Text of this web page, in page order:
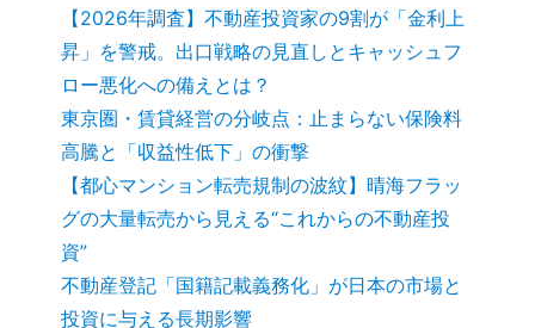
【2026年調査】不動産投資家の9割が「金利上
昇」を警戒。出口戦略の見直しとキャッシュフ
ロー悪化への備えとは？
東京圏・賃貸経営の分岐点：止まらない保険料
高騰と「収益性低下」の衝撃
【都心マンション転売規制の波紋】晴海フラッ
グの大量転売から見える“これからの不動産投
資”
不動産登記「国籍記載義務化」が日本の市場と
投資に与える長期影響